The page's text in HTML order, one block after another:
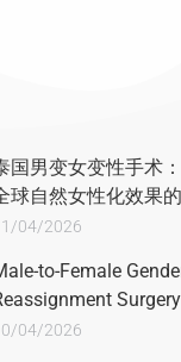
国男变女变性手术
球自然女性化效果
04/2026
to-Female
04/2026